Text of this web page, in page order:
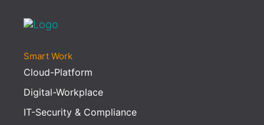
Smart Work
Cloud-Platform
Digital-Workplace
IT-Security & Compliance